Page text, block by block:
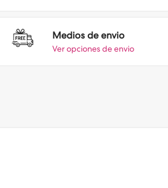
Medios de envio
Ver opciones de envio